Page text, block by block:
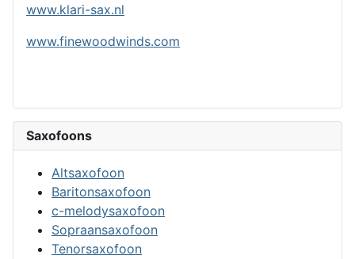
www.klari-sax.nl
www.finewoodwinds.com
Saxofoons
Altsaxofoon
Baritonsaxofoon
c-melodysaxofoon
Sopraansaxofoon
Tenorsaxofoon